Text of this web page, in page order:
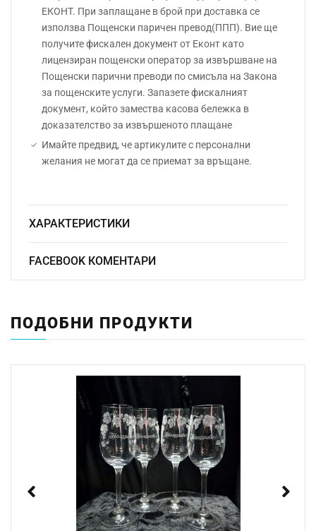
ЕКОНТ. При заплащане в брой при доставка се
използва Пощенски паричен превод(ППП). Вие ще
получите фискален документ от Еконт като
лицензиран пощенски оператор за извършване на
Пощенски парични преводи по смисъла на Закона
за пощенските услуги. Запазете фискалният
документ, който замества касова бележка в
доказателство за извършеното плащане
Имайте предвид, че артикулите с персонални
желания не могат да се приемат за връщане.
ХАРАКТЕРИСТИКИ
Материал:
Размер: 18.5см
Не
Стандартен срок за
дни
FACEBOOK КОМЕНТАРИ
ПОДОБНИ ПРОДУКТИ